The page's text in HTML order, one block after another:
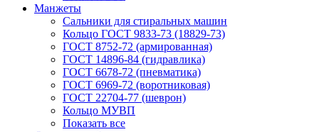
Манжеты
Сальники для стиральных машин
Кольцо ГОСТ 9833-73 (18829-73)
ГОСТ 8752-72 (армированная)
ГОСТ 14896-84 (гидравлика)
ГОСТ 6678-72 (пневматика)
ГОСТ 6969-72 (воротниковая)
ГОСТ 22704-77 (шеврон)
Кольцо МУВП
Показать все